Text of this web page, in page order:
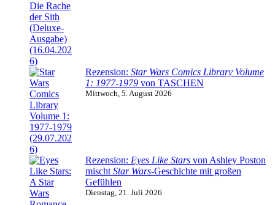
Rezension: Star Wars Comics Library Volume
1: 1977-1979 von TASCHEN
Mittwoch, 5. August 2026
Rezension: Eyes Like Stars von Ashley Poston
mischt Star Wars-Geschichte mit großen
Gefühlen
Dienstag, 21. Juli 2026